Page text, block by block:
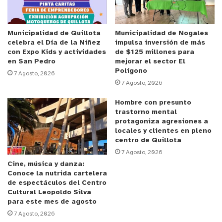
diversas coordinaciones que se están llevan a cabo para iniciar una
buen oferta pública de deporte y cultura, con el fin de que los
vecinos se tomen los espacios para disfrutar en familia y generar
una cultura deportiva que no pare más por mucho tiempo”
manifestó el delegado, José Raúl Orrego.
El seremi de Deporte, Leandro Torres destacó que “hemos
concurrido a la invitación que nos ha hecho el delegado, con la
intención de que esta delegación, el municipio y nuestro ministerio
puedan establecer en Quillota eventos deportivos en la calles,
donde puedan convivir el deporte y la cultura y así poder a través
de distintas actividades, hacer un espacio para que la comunidad
Quillotana pueda acceder al deporte, en este año tan especial año
de los Panamericanos Santiago 2023”.
“ Estas son las acciones que hay que hacer hay que recuperar las
Municipalidad de Quillota
celebra el Día de la Niñez
con Expo Kids y actividades
en San Pedro
7 Agosto, 2026
Municipalidad de Nogales
impulsa inversión de más
de $125 millones para
mejorar el sector El
Polígono
7 Agosto, 2026
Cine, música y danza:
Conoce la nutrida cartelera
de espectáculos del Centro
Cultural Leopoldo Silva
para este mes de agosto
7 Agosto, 2026
Hombre con presunto
trastorno mental
protagoniza agresiones a
locales y clientes en pleno
centro de Quillota
7 Agosto, 2026